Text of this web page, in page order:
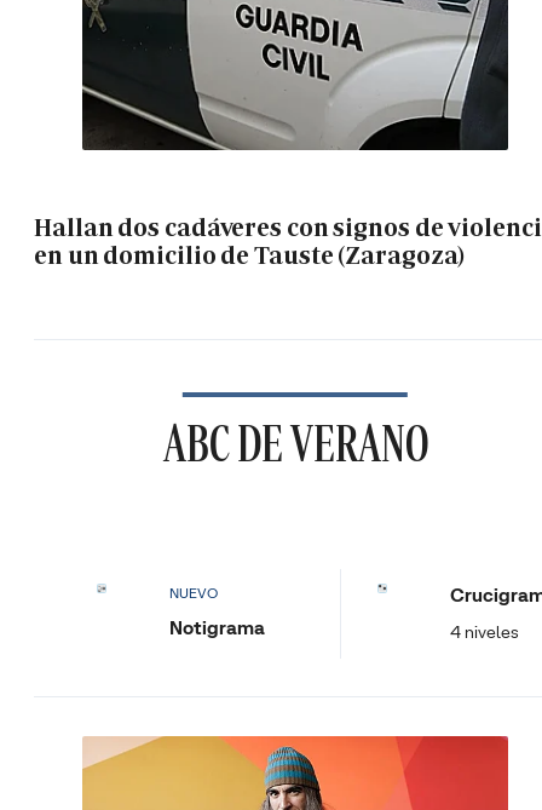
Hallan dos cadáveres con signos de
en un domicilio de Tauste (Zaragoza)
ABC DE VERANO
NUEVO
Notigrama 4 niveles